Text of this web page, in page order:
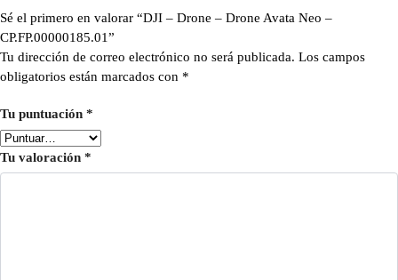
Sé el primero en valorar “DJI – Drone – Drone Avata Neo –
CP.FP.00000185.01”
Tu dirección de correo electrónico no será publicada. Los campos
obligatorios están marcados con *
Tu puntuación *
Tu valoración *